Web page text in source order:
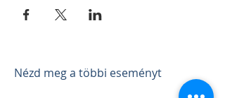
Nézd meg a többi eseményt